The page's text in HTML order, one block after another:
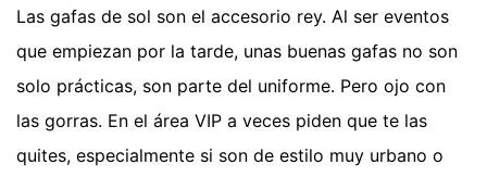
Las gafas de sol son el accesorio rey. Al ser eventos
que empiezan por la tarde, unas buenas gafas no son
solo prácticas, son parte del uniforme. Pero ojo con
las gorras. En el área VIP a veces piden que te las
quites, especialmente si son de estilo muy urbano o